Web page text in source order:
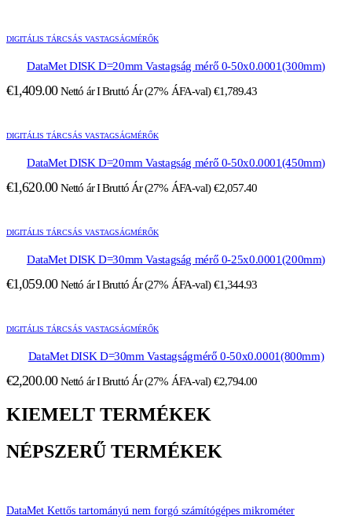
DIGITÁLIS TÁRCSÁS VASTAGSÁGMÉRŐK
DataMet DISK D=20mm Vastagság mérő 0-50x0.0001(300mm)
€1,409.00 Nettó ár I Bruttó Ár (27% ÁFA-val)€1,789.43
DIGITÁLIS TÁRCSÁS VASTAGSÁGMÉRŐK
DataMet DISK D=20mm Vastagság mérő 0-50x0.0001(450mm)
€1,620.00 Nettó ár I Bruttó Ár (27% ÁFA-val)€2,057.40
DIGITÁLIS TÁRCSÁS VASTAGSÁGMÉRŐK
DataMet DISK D=30mm Vastagság mérő 0-25x0.0001(200mm)
€1,059.00 Nettó ár I Bruttó Ár (27% ÁFA-val)€1,344.93
DIGITÁLIS TÁRCSÁS VASTAGSÁGMÉRŐK
DataMet DISK D=30mm Vastagságmérő 0-50x0.0001(800mm)
€2,200.00 Nettó ár I Bruttó Ár (27% ÁFA-val)€2,794.00
KIEMELT TERMÉKEK
NÉPSZERŰ TERMÉKEK
DataMet Kettős tartományú nem forgó számítógépes mikrométer